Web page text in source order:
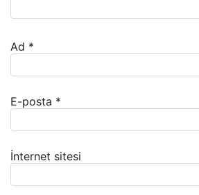
Ad *
E-posta *
İnternet sitesi